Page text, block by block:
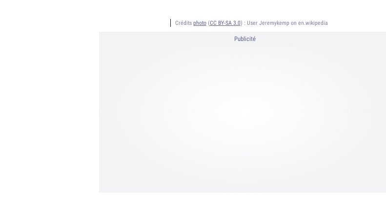
Crédits photo(CC BY-SA 3.0) : User Jeremykemp on en.wikipedia
Publicité